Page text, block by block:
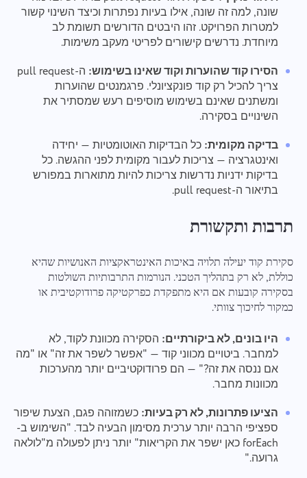
שונה, למה זה שונה, אילו בעיות נפתרות וכיצד השינוי קשור
למטרות הפרויקט. זהו היבטים הדורשים תשומת לב
מיוחדת. נדרשים קישורים לפריטי מעקב משימות.
הסירו קוד שהוערות וקוד שאינו בשימוש:
ה-pull request
צריך להכיל רק קוד פונקציונלי. פרגמנטים שהוערות
ומשתנים שאינם בשימוש מוסיפים רעש שמסתיר את
השינויים בסקירה.
בדיקה מקומית: כל הבדיקות האוטומטיות — יחידה
ואינטגרציה — צריכות לעבור מקומית לפני ההגשה. כל
בדיקות ידניות נדרשות צריכות להיות מתוארות במפורש
בתיאור ה-pull request.
תרבות ותקשורת
סקירת קוד יעילה תלויה באיכות האינטראקציות האנושיות שהיא
כוללת, לא רק בתהליך הטכני. הנורמות התרבותיות השולטות
בסקירה קובעות אם היא מתפקדת כפרקטיקה פרודוקטיבית או
כמקור לחיכוך צוותי.
היו בונים, לא ביקורתיים: הסקירה מכוונת לקוד, לא
למחבר. ביטויים מכווני קוד — "אפשר לשפר את זה" או "מה
אם ננסה את זה?" — הם פרודוקטיביים יותר מהערכות
מכוונות מחבר.
הציעו פתרונות, לא רק בעיות: כשמזוהה פגם, הצעת שיפור
ספציפי הרבה יותר ערכית מסימון הבעיה לבד. "השימוש ב-
forEach כאן ישפר את הקריאות" יותר ניתן לפעולה מ"לולאה
גרועה."